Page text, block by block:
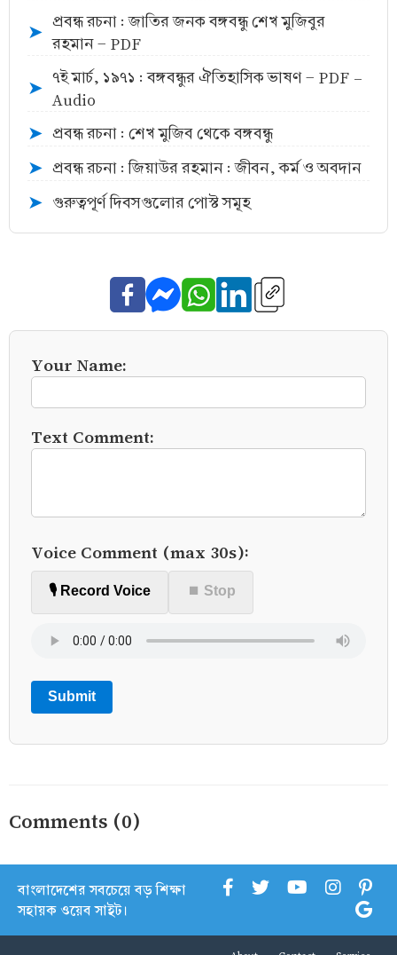
➤
প্রবন্ধ রচনা : জাতির জনক বঙ্গবন্ধু শেখ মুজিবুর
রহমান - PDF
➤
৭ই মার্চ, ১৯৭১ : বঙ্গবন্ধুর ঐতিহাসিক ভাষণ - PDF -
Audio
➤ প্রবন্ধ রচনা : শেখ মুজিব থেকে বঙ্গবন্ধু
➤ প্রবন্ধ রচনা : জিয়াউর রহমান : জীবন, কর্ম ও অবদান
➤ গুরুত্বপূর্ণ দিবসগুলোর পোস্ট সমূহ
Your Name:
Text Comment:
Voice Comment (max 30s):
🎙️ Record Voice ⏹ Stop
Submit
Comments (0)
বাংলাদেশের সবচেয়ে বড় শিক্ষা
সহায়ক ওয়েব সাইট।